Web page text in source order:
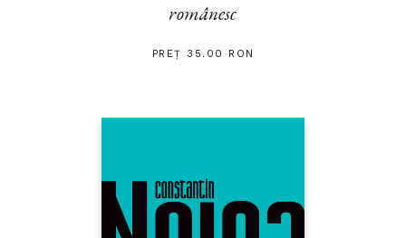
românesc
PREȚ 35.00 RON